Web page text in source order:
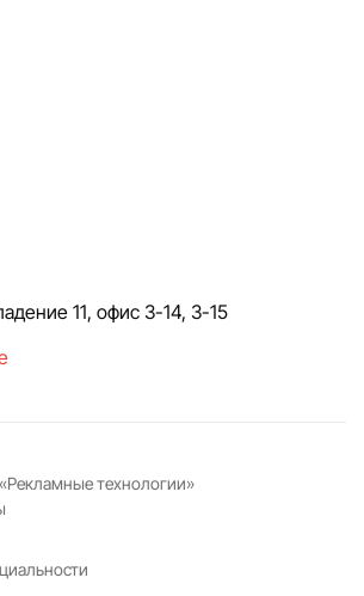
11, офис 3-14, 3-15
технологии»